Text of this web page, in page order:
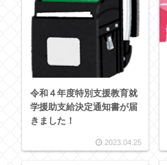
令和４年度特別支援教育就
学援助支給決定通知書が届
きました！
2023.04.25